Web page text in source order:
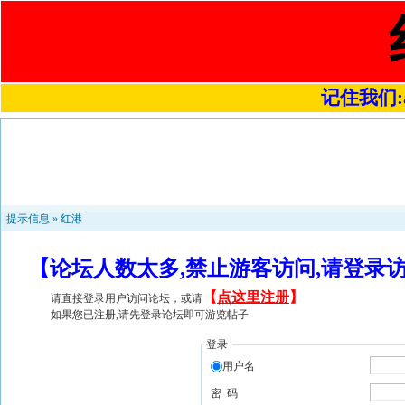
记住我们
提示信息 » 红港
【论坛人数太多,禁止游客访问,请登
请直接登录用户访问论坛，或请 【 点这里注册】
如果您已注册,请先登录论坛即可游览帖子
登录
用户名
密 码